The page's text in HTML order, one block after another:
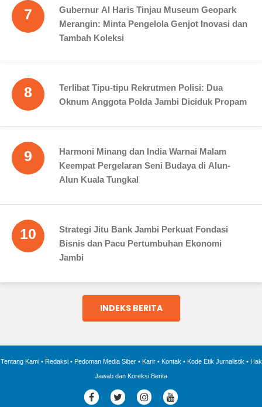
7
Gubernur Al Haris Tinjau Museum Geopark
Merangin: Minta Pengelola Genjot Inovasi dan
Tambah Koleksi
8
Terlibat Tipu-tipu Rekrutmen Polisi: Dua
Oknum Anggota Polda Jambi Diciduk Propam
9
Harmoni Minang dan India Warnai Malam
Keempat Pergelaran Seni Budaya di Alun-
Alun Kuala Tungkal
10
Strategi Jitu Bank Jambi Perkuat Fondasi
Bisnis dan Pacu Pertumbuhan Ekonomi
Jambi
INDEKS BERITA
Tentang Kami• Redaksi• Pedoman Media Siber• Karir• Kontak • Kode Etik Jurnalistik • Hak
Jawab dan Koreksi Berita